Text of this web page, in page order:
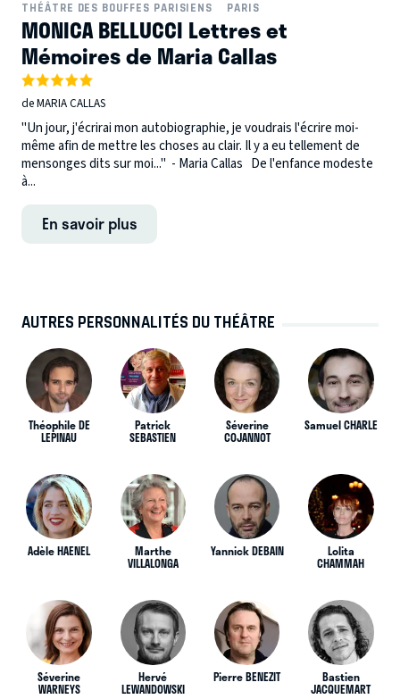
THÉÂTRE DES BOUFFES PARISIENS
PARIS
MONICA BELLUCCI Lettres et
Mémoires de Maria Callas
de MARIA CALLAS
"Un jour, j'écrirai mon autobiographie, je voudrais l'écrire moi-
même afin de mettre les choses au clair. Il y a eu tellement de
mensonges dits sur moi..." - Maria Callas De l'enfance modeste
à...
En savoir plus
AUTRES PERSONNALITÉS DU THÉÂTRE
Théophile DE
LEPINAU
Patrick
SEBASTIEN
Séverine
COJANNOT
Samuel CHARLE
Adèle HAENEL Marthe
VILLALONGA
Yannick DEBAIN Lolita
CHAMMAH
Séverine
WARNEYS
Hervé
LEWANDOWSKI
Pierre BENEZIT Bastien
JACQUEMART